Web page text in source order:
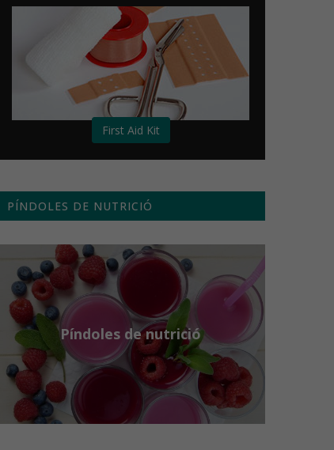
First Aid Kit
PÍNDOLES DE NUTRICIÓ
Píndoles de nutrició